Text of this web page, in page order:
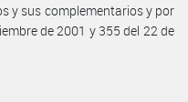
y sus complementarios y por
de 2001 y 355 del 22 de